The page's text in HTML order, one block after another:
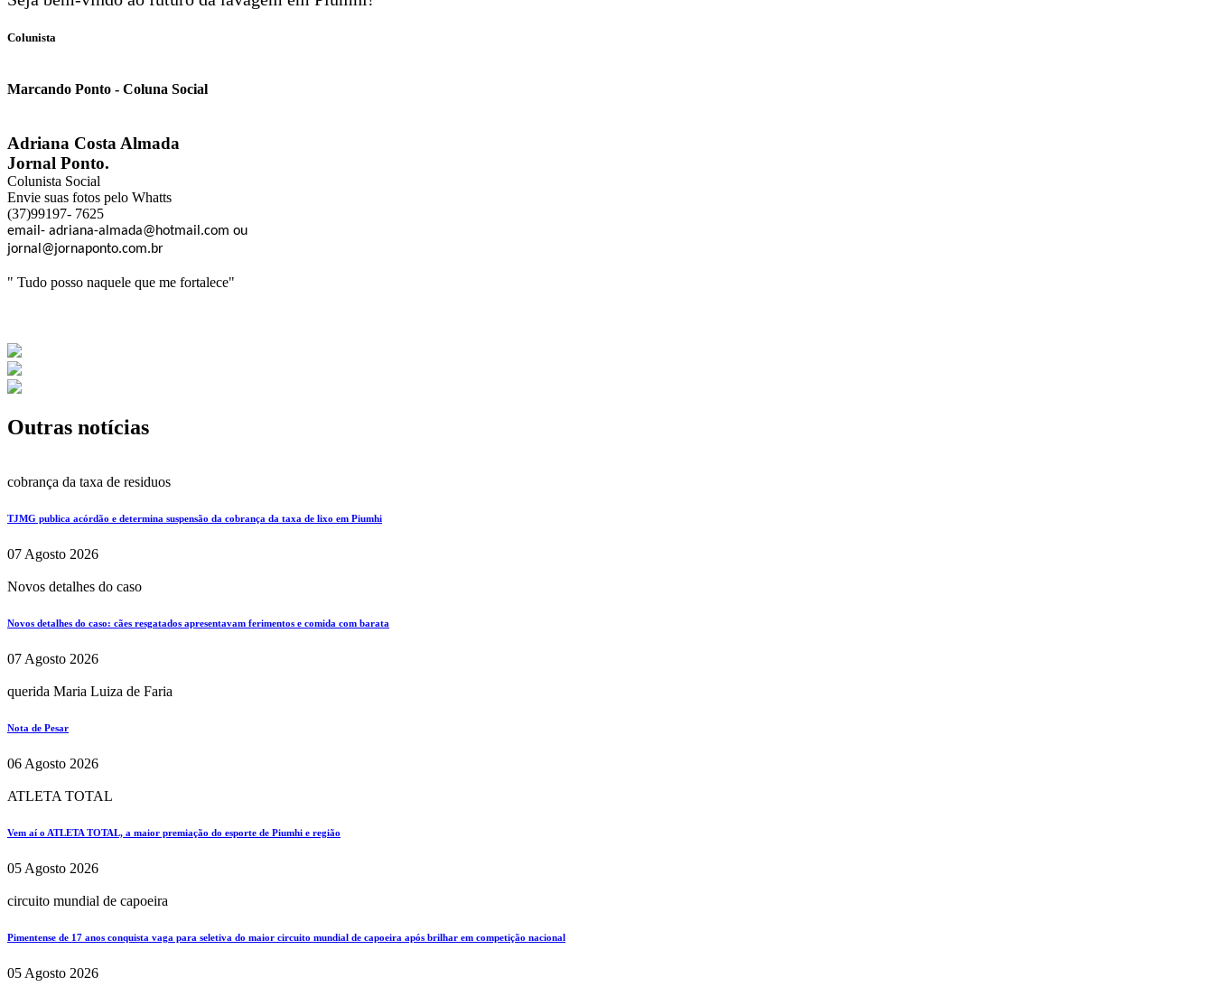
Colunista
Marcando Ponto - Coluna Social
Adriana Costa Almada
Jornal Ponto.
Colunista Social
Envie suas fotos pelo Whatts
(37)99197- 7625
email- adriana-almada@hotmail.com ou
jornal@jornaponto.com.br
" Tudo posso naquele que me fortalece"
Outras notícias
cobrança da taxa de residuos
TJMG publica acórdão e determina suspensão da cobrança da taxa de lixo em Piumhi
07 Agosto 2026
Novos detalhes do caso
Novos detalhes do caso: cães resgatados apresentavam ferimentos e comida com barata
07 Agosto 2026
querida Maria Luiza de Faria
Nota de Pesar
06 Agosto 2026
ATLETA TOTAL
Vem aí o ATLETA TOTAL, a maior premiação do esporte de Piumhi e região
05 Agosto 2026
circuito mundial de capoeira
Pimentense de 17 anos conquista vaga para seletiva do maior circuito mundial de capoeira após brilhar em competição nacional
05 Agosto 2026